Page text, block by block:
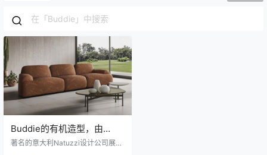
Buddie的有机造型，由
Mauro Lipparini为Natuzzi
著名的意大利Natuzzi设计公司展示